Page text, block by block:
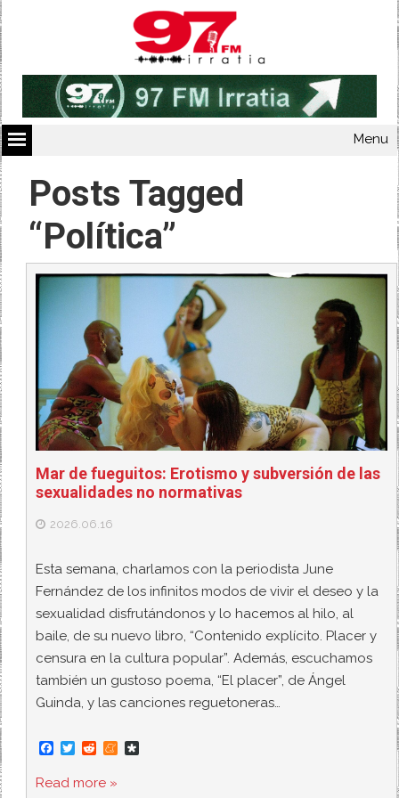
Menu
Posts Tagged
“Política”
Mar de fueguitos: Erotismo y subversión de las
sexualidades no normativas
2026.06.16
Esta semana, charlamos con la periodista June
Fernández de los infinitos modos de vivir el deseo y la
sexualidad disfrutándonos y lo hacemos al hilo, al
baile, de su nuevo libro, “Contenido explícito. Placer y
censura en la cultura popular”. Además, escuchamos
también un gustoso poema, “El placer”, de Ángel
Guinda, y las canciones reguetoneras…
F
c
e
T
i
t
R
d
d
M
Read more »